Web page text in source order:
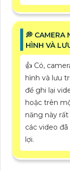
️💭 CAMERA
HÌNH VÀ
👍 Có,
hình và lưu
để ghi lại
hoặc trên
năng này
các video
lợi.